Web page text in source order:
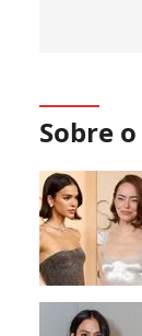
Sobre